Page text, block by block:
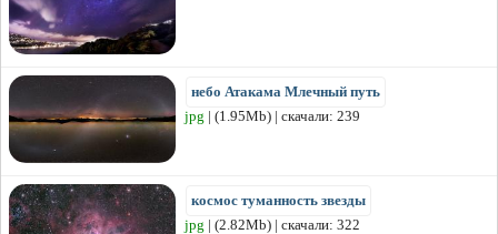
небо Атакама Млечный путь
jpg | (1.95Mb) | скачали: 239
космос туманность звезды
jpg | (2.82Mb) | скачали: 322